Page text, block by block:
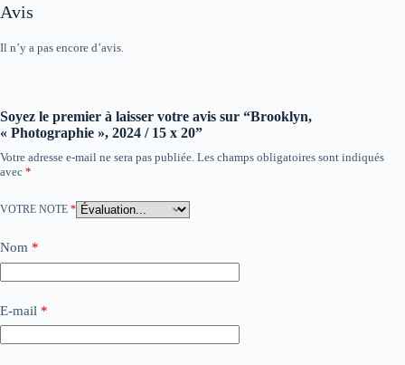
Avis
Il n’y a pas encore d’avis.
Soyez le premier à laisser votre avis sur “Brooklyn,
« Photographie », 2024 / 15 x 20”
Votre adresse e-mail ne sera pas publiée. Les champs obligatoires sont indiqués
avec *
VOTRE NOTE *
Nom *
E-mail *